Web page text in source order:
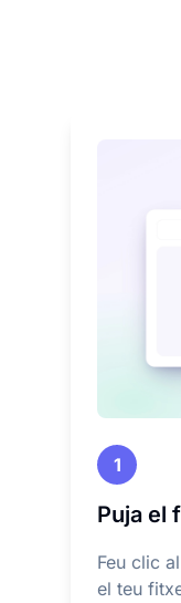
1
Puja el
Feu clic
el teu